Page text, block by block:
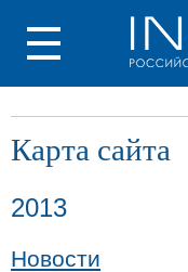
Карта сайта
2013
Новости